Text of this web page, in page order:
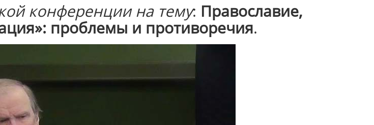
конференции на тему: Православие,
проблемы и противоречия.